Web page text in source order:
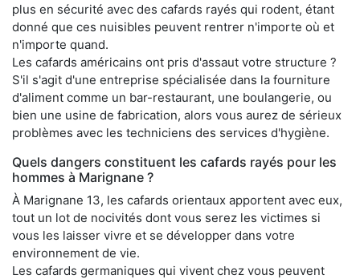
plus en sécurité avec des cafards rayés qui rodent, étant
donné que ces nuisibles peuvent rentrer n'importe où et
n'importe quand.
Les cafards américains ont pris d'assaut votre structure ?
S'il s'agit d'une entreprise spécialisée dans la fourniture
d'aliment comme un bar-restaurant, une boulangerie, ou
bien une usine de fabrication, alors vous aurez de sérieux
problèmes avec les techniciens des services d'hygiène.
Quels dangers constituent les cafards rayés pour les
hommes à Marignane ?
À Marignane 13, les cafards orientaux apportent avec eux,
tout un lot de nocivités dont vous serez les victimes si
vous les laisser vivre et se développer dans votre
environnement de vie.
Les cafards germaniques qui vivent chez vous peuvent